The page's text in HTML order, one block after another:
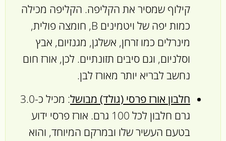
קילוף שמסיר את הקליפה. הקליפה מכילה
כמות יפה של ויטמינים B, חומצה פולית,
מינרלים כמו זרחן, אשלגן, מגנזיום, אבץ
וסלניום, וגם סיבים תזונתיים. לכן, אורז חום
נחשב לבריא יותר מאורז לבן.
חלבון אורז פרסי (גולד) מבושל
: מכיל כ-3.0
גרם חלבון לכל 100 גרם. אורז פרסי ידוע
בטעם העשיר שלו ובמרקם המיוחד, והוא